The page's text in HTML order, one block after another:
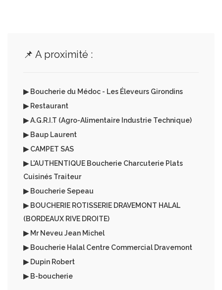
📌 A proximité :
▶ Boucherie du Médoc - Les Éleveurs Girondins
▶ Restaurant
▶ A.G.R.I.T (Agro-Alimentaire Industrie Technique)
▶ Baup Laurent
▶ CAMPET SAS
▶ L'AUTHENTIQUE Boucherie Charcuterie Plats
Cuisinés Traiteur
▶ Boucherie Sepeau
▶ BOUCHERIE ROTISSERIE DRAVEMONT HALAL
(BORDEAUX RIVE DROITE)
▶ Mr Neveu Jean Michel
▶ Boucherie Halal Centre Commercial Dravemont
▶ Dupin Robert
▶ B-boucherie